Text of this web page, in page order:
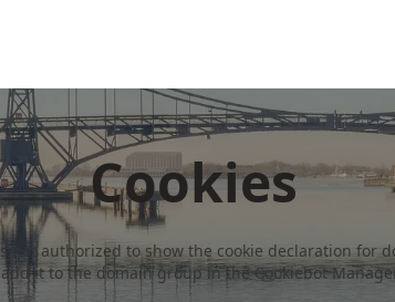
Cookies
is not authorized to show the cookie declaration for
it to the domain group in the Cookiebot